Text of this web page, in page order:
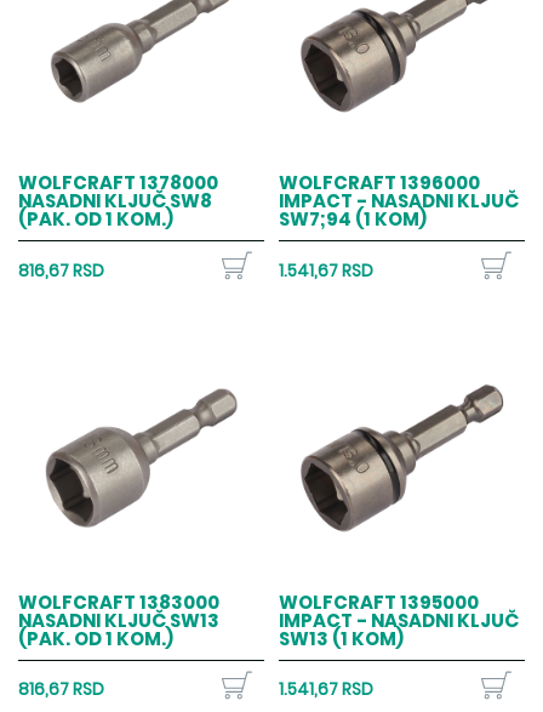
WOLFCRAFT 1378000
NASADNI KLJUČ SW8
(PAK. OD 1 KOM.)
816,67 RSD
WOLFCRAFT 1396000
IMPACT - NASADNI KLJUČ
SW7;94 (1 KOM)
1.541,67 RSD
WOLFCRAFT 1383000
NASADNI KLJUČ SW13
(PAK. OD 1 KOM.)
816,67 RSD
WOLFCRAFT 1395000
IMPACT - NASADNI KLJUČ
SW13 (1 KOM)
1.541,67 RSD